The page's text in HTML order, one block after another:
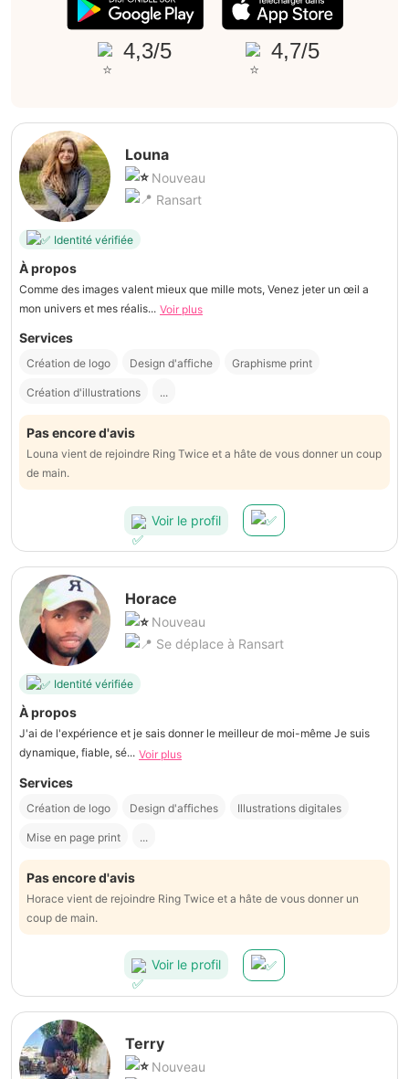
4,3/5 4,7/5
Louna
Nouveau
Ransart
Identité vérifiée
À propos
Comme des images valent mieux que mille mots, Venez jeter un œil a
mon univers et mes réalis... Voir plus
Services
Création de logo Design d'affiche Graphisme print
Création d'illustrations ...
Pas encore d'avis
Louna vient de rejoindre Ring Twice et a hâte de vous donner un coup
de main.
Voir le profil
Horace
Nouveau
Se déplace à Ransart
Identité vérifiée
À propos
J'ai de l'expérience et je sais donner le meilleur de moi-même Je suis
dynamique, fiable, sé... Voir plus
Services
Création de logo Design d'affiches Illustrations digitales
Mise en page print ...
Pas encore d'avis
Horace vient de rejoindre Ring Twice et a hâte de vous donner un
coup de main.
Voir le profil
Terry
Nouveau